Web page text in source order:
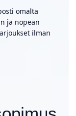
omalta
ja nopean
ilman